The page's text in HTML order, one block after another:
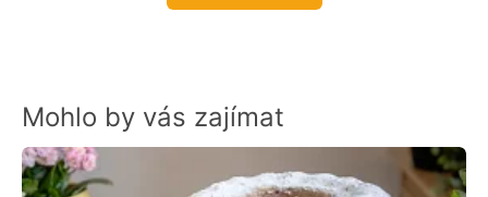
Mohlo by vás zajímat